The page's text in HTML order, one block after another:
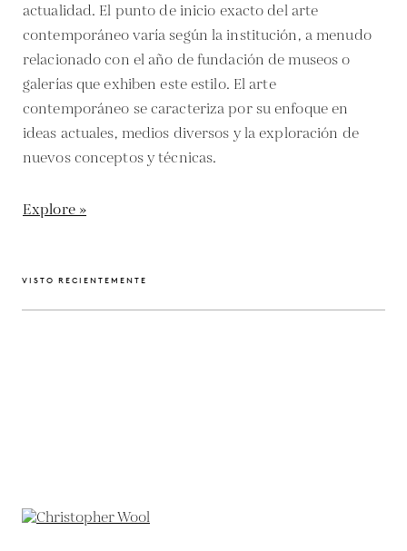
actualidad. El punto de inicio exacto del arte
contemporáneo varía según la institución, a menudo
relacionado con el año de fundación de museos o
galerías que exhiben este estilo. El arte
contemporáneo se caracteriza por su enfoque en
ideas actuales, medios diversos y la exploración de
nuevos conceptos y técnicas.
Explore »
VISTO RECIENTEMENTE